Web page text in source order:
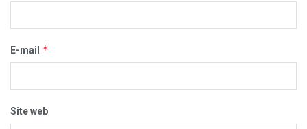
E-mail *
Site web